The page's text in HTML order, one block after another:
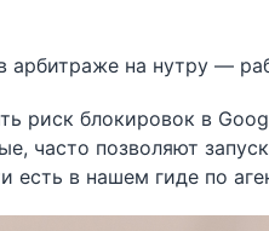
арбитраже на нутру —
риск блокировок в
часто позволяют
есть в нашем гиде по